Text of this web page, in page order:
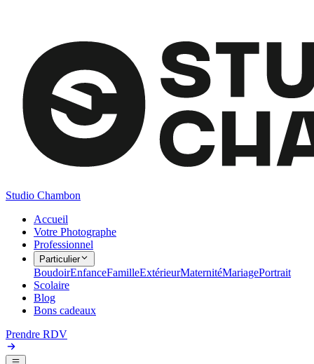
Studio Chambon
Accueil
Votre Photographe
Professionnel
Particulier
BoudoirEnfanceFamilleExtérieurMaternitéMariagePortrait
Scolaire
Blog
Bons cadeaux
Prendre RDV